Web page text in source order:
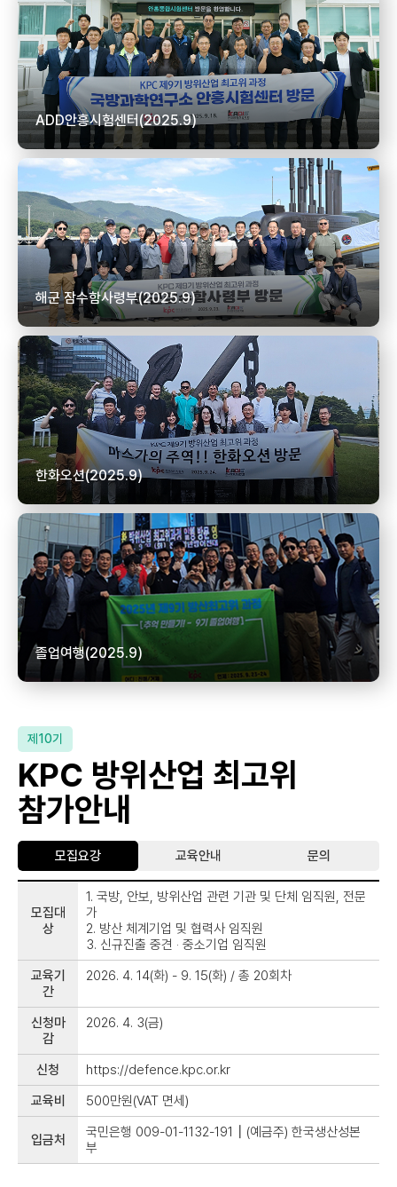
ADD안흥시험센터(2025.9)
해군 잠수함사령부(2025.9)
한화오션(2025.9)
졸업여행(2025.9)
제10기
KPC 방위산업 최고위
참가안내
모집요강 교육안내 문의
강
모집대
상
1. 국방, 안보, 방위산업 관련 기관 및 단체 임직원, 전문
가
2. 방산 체계기업 및 협력사 임직원
3. 신규진출 중견 ‧ 중소기업 임직원
교육기
간
2026. 4. 14(화) - 9. 15(화) / 총 20회차
신청마
감
2026. 4. 3(금)
신청
https://defence.kpc.or.kr
교육비
500만원(VAT 면세)
입금처
국민은행 009-01-1132-191┃(예금주) 한국생산성본
부